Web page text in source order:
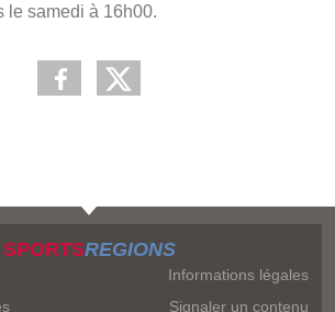
le samedi à 16h00.
SPORTSREGIONS
Informations légales
Signaler un contenu